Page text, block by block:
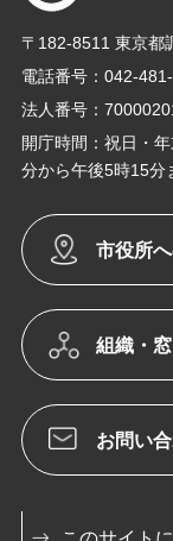
〒182-8511 東京都
電話番号：042-481-
法人番号：
開庁時間：祝日・
分から午後5時15分
市役所
組織・
お問い